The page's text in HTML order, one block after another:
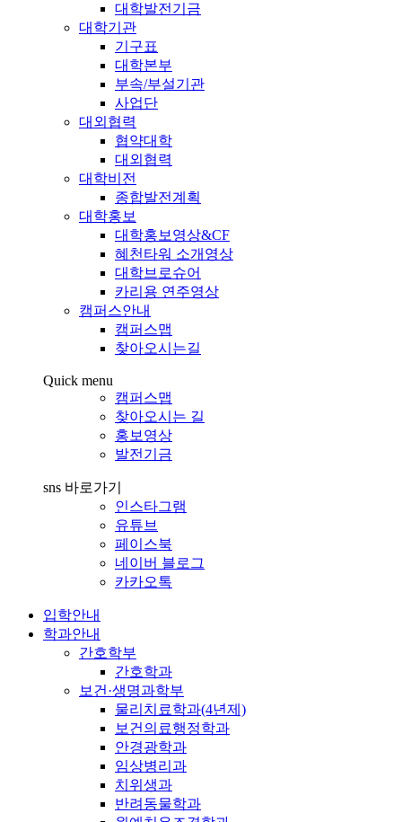
대학발전기금
대학기관
기구표
대학본부
부속/부설기관
사업단
대외협력
협약대학
대외협력
대학비전
종합발전계획
대학홍보
대학홍보영상&CF
혜천타워 소개영상
대학브로슈어
카리용 연주영상
캠퍼스안내
캠퍼스맵
찾아오시는길
Quick menu
캠퍼스맵
찾아오시는 길
홍보영상
발전기금
sns 바로가기
인스타그램
유튜브
페이스북
네이버 블로그
카카오톡
입학안내
학과안내
간호학부
간호학과
보건·생명과학부
물리치료학과(4년제)
보건의료행정학과
안경광학과
임상병리과
치위생과
반려동물학과